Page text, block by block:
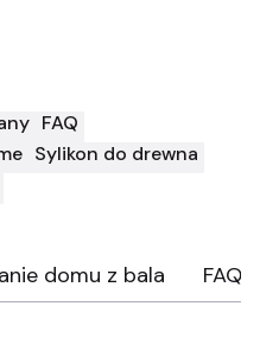
FAQ
Sylikon do drewna
domu z bala FAQ